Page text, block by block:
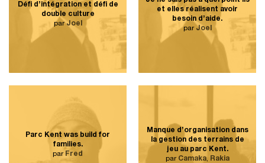
Défi d’intégration et défi de
double culture
parJoel
et elles réalisent avoir
besoin d’aide.
par Joel
Parc Kent was build for
families.
par Fred
Manque d’organisation dans
la gestion des terrains de
jeu au parc Kent.
par Camaka, Rakia